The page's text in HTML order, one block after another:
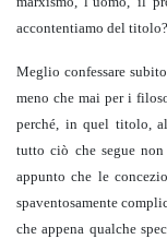
accontentiamo del
Meglio confessare
meno che mai per i
perché, in quel titolo,
tutto ciò che segue
appunto che le
spaventosamente
che appena qualche